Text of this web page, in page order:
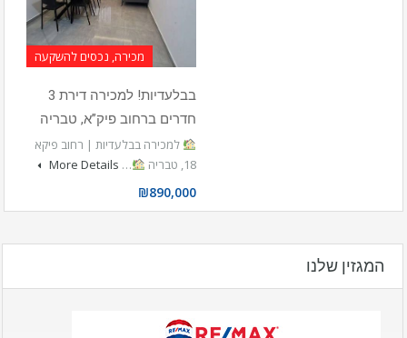
מכירה, נכסים להשקעה
בבלעדיות! למכירה דירת 3
חדרים ברחוב פיק”א, טבריה
למכירה בבלעדיות | רחוב פיקא
18, טבריה
…
More Details
₪890,000
המגזין שלנו